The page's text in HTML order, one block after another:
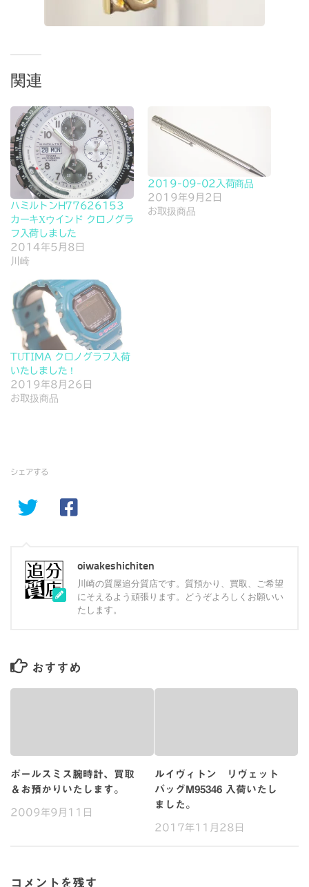
関連
ハミルトンH77626153
カーキXウインド クロノグラ
フ入荷しました
2014年5月8日
川崎
2019-09-02入荷商品
2019年9月2日
お取扱商品
TUTIMA クロノグラフ入荷
いたしました！
2019年8月26日
お取扱商品
シェアする
oiwakeshichiten
川崎の質屋追分質店です。質預かり、買取、ご希望
にそえるよう頑張ります。どうぞよろしくお願いい
たします。
おすすめ
ポールスミス腕時計、買取
＆お預かりいたします。
2009年9月11日
ルイヴィトン リヴェット
バッグM95346 入荷いたし
ました。
2017年11月28日
コメントを残す